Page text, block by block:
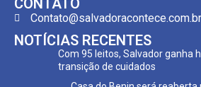
Contato@salvadoracontece.com.br
NOTÍCIAS RECENTES
Com 95 leitos, Salvador ganha
transição de cuidados